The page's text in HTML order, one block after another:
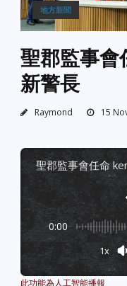
地方新聞
聖郡監事
新警長
Raymond 15
聖郡監事會任命
0:00
1x